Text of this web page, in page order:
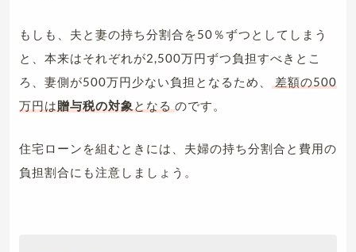
もしも、夫と妻の持ち分割合を50％ずつとしてしまう
と、本来はそれぞれが2,500万円ずつ負担すべきとこ
ろ、妻側が500万円少ない負担となるため、
差額の500
万円は贈与税の対象 となる のです。
住宅ローンを組むときには、夫婦の持ち分割合と費用の
負担割合にも注意しましょう。